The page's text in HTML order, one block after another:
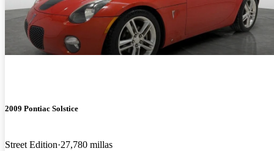
2009 Pontiac Solstice
Street Edition 27,780 millas